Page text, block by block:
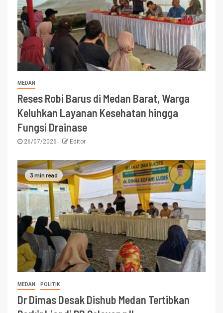
MEDAN
Reses Robi Barus di Medan Barat, Warga
Keluhkan Layanan Kesehatan hingga
Fungsi Drainase
26/07/2026 Editor
3 min read
MEDAN POLITIK
Dr Dimas Desak Dishub Medan Tertibkan